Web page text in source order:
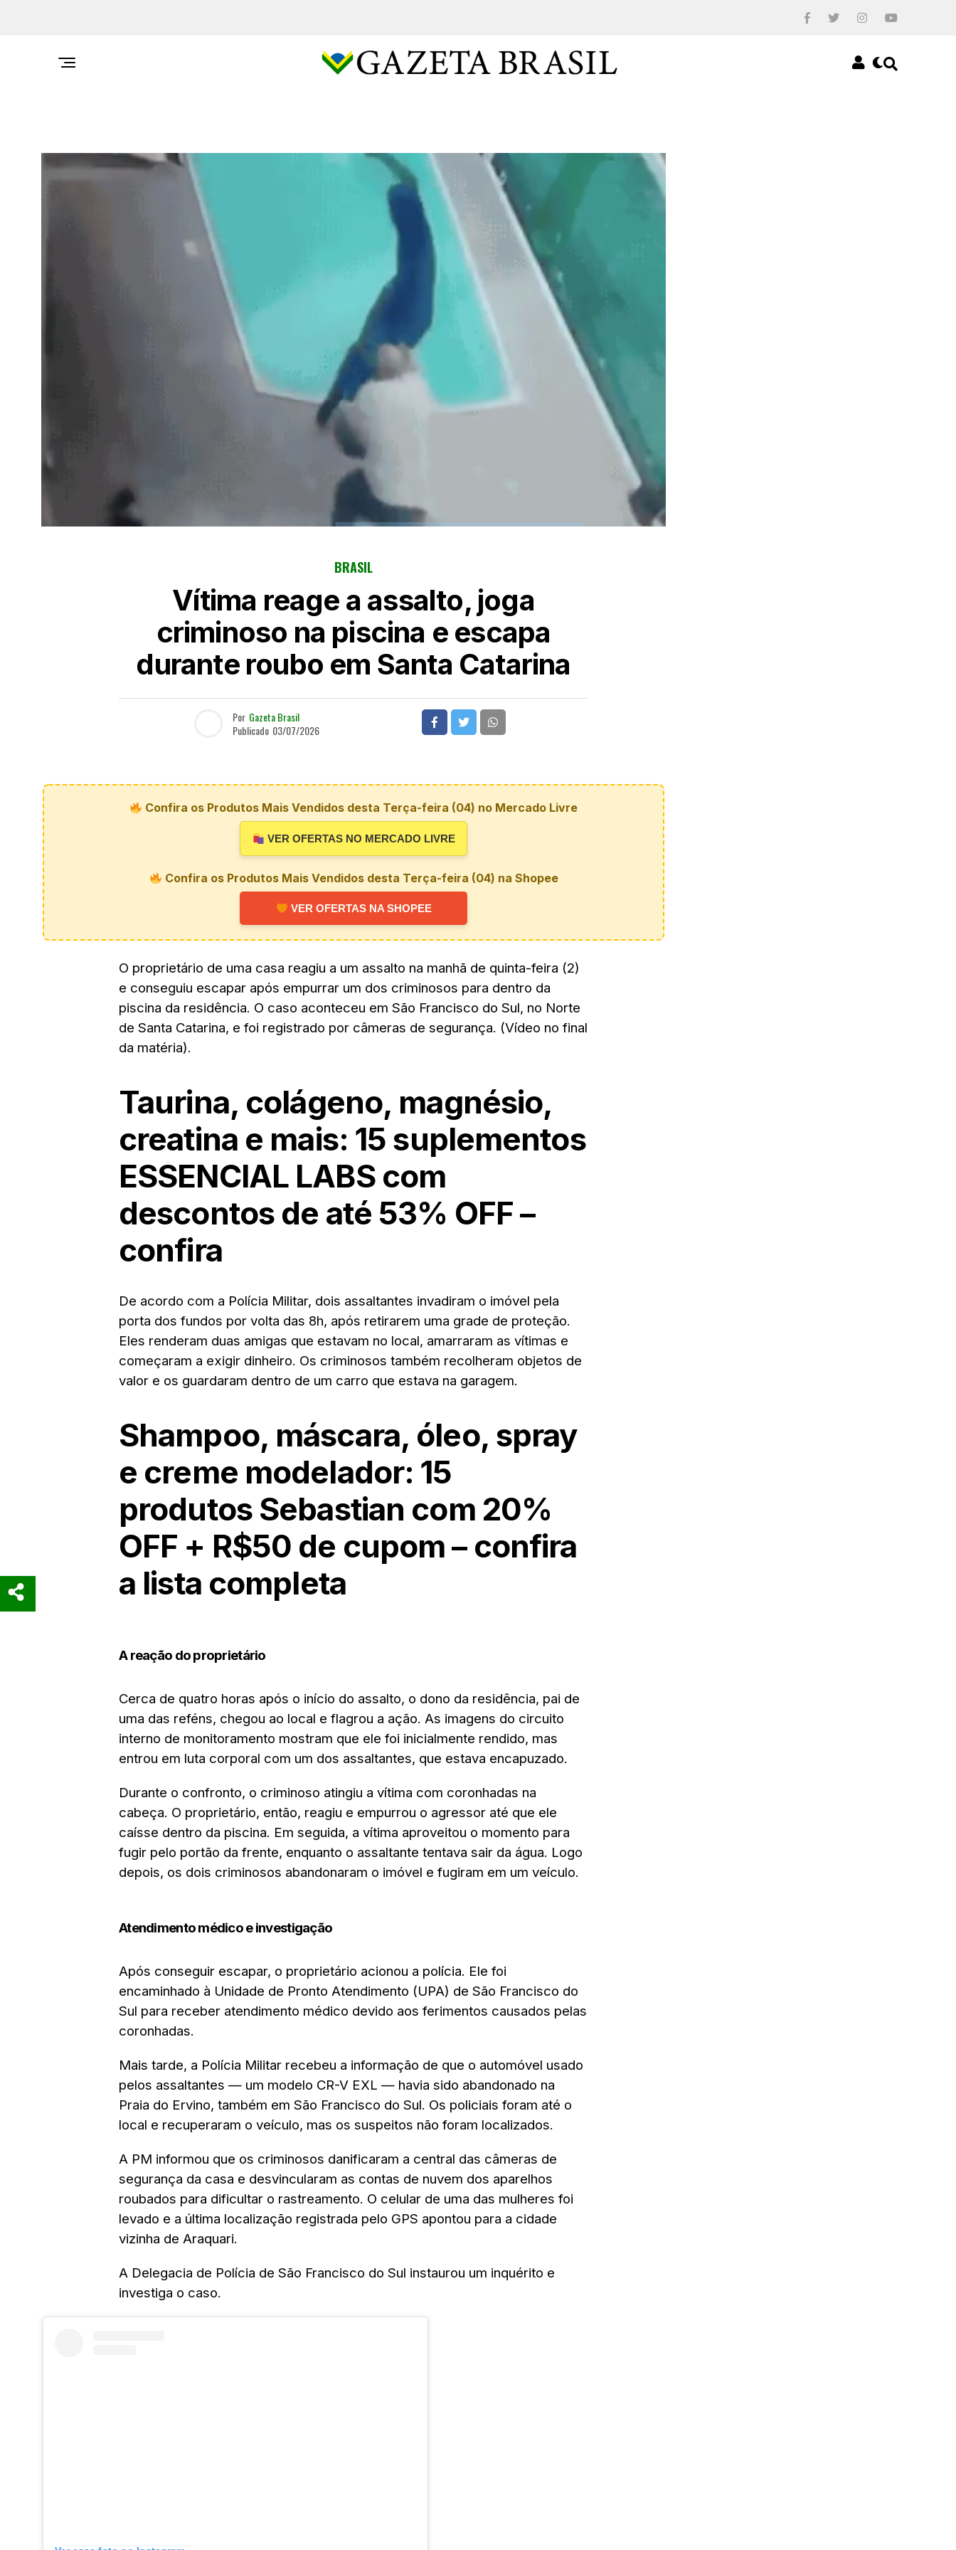
BRASIL
Vítima reage a assalto, joga
criminoso na piscina e escapa
durante roubo em Santa Catarina
Por Gazeta Brasil
Publicado 03/07/2026
Confira os Produtos Mais Vendidos desta Terça-feira (04) no Mercado Livre
VER OFERTAS NO MERCADO LIVRE
Confira os Produtos Mais Vendidos desta Terça-feira (04) na Shopee
VER OFERTAS NA SHOPEE
O proprietário de uma casa reagiu a um assalto na manhã de quinta-feira (2)
e conseguiu escapar após empurrar um dos criminosos para dentro da
piscina da residência. O caso aconteceu em São Francisco do Sul, no Norte
de Santa Catarina, e foi registrado por câmeras de segurança. (Vídeo no final
da matéria).
Taurina, colágeno, magnésio,
creatina e mais: 15 suplementos
ESSENCIAL LABS com
descontos de até 53% OFF –
confira
De acordo com a Polícia Militar, dois assaltantes invadiram o imóvel pela
porta dos fundos por volta das 8h, após retirarem uma grade de proteção.
Eles renderam duas amigas que estavam no local, amarraram as vítimas e
começaram a exigir dinheiro. Os criminosos também recolheram objetos de
valor e os guardaram dentro de um carro que estava na garagem.
Shampoo, máscara, óleo, spray
e creme modelador: 15
produtos Sebastian com 20%
OFF + R$50 de cupom – confira
a lista completa
A reação do proprietário
Cerca de quatro horas após o início do assalto, o dono da residência, pai de
uma das reféns, chegou ao local e flagrou a ação. As imagens do circuito
interno de monitoramento mostram que ele foi inicialmente rendido, mas
entrou em luta corporal com um dos assaltantes, que estava encapuzado.
Durante o confronto, o criminoso atingiu a vítima com coronhadas na
cabeça. O proprietário, então, reagiu e empurrou o agressor até que ele
caísse dentro da piscina. Em seguida, a vítima aproveitou o momento para
fugir pelo portão da frente, enquanto o assaltante tentava sair da água. Logo
depois, os dois criminosos abandonaram o imóvel e fugiram em um veículo.
Atendimento médico e investigação
Após conseguir escapar, o proprietário acionou a polícia. Ele foi
encaminhado à Unidade de Pronto Atendimento (UPA) de São Francisco do
Sul para receber atendimento médico devido aos ferimentos causados pelas
coronhadas.
Mais tarde, a Polícia Militar recebeu a informação de que o automóvel usado
pelos assaltantes — um modelo CR-V EXL — havia sido abandonado na
Praia do Ervino, também em São Francisco do Sul. Os policiais foram até o
local e recuperaram o veículo, mas os suspeitos não foram localizados.
A PM informou que os criminosos danificaram a central das câmeras de
segurança da casa e desvincularam as contas de nuvem dos aparelhos
roubados para dificultar o rastreamento. O celular de uma das mulheres foi
levado e a última localização registrada pelo GPS apontou para a cidade
vizinha de Araquari.
A Delegacia de Polícia de São Francisco do Sul instaurou um inquérito e
investiga o caso.